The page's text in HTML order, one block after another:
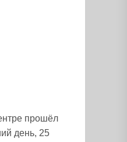
прошёл
день, 25